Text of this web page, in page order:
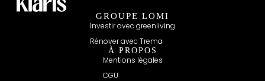
GROUPE LOMI
Investir avec greenliving
Rénover avec Trema
À PROPOS
Mentions légales
CGU